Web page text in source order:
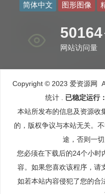
简体中文
图形图像
60064
网站访问量
Copyright © 2023 爱资源网
统计
已稳定运行
本站所发布的信息及资源收
的，版权争议与本站无关。
途，否则一切
您必须在下载后的24个小时
容。如果您喜欢该程序，请
如若本站内容侵犯了您的合